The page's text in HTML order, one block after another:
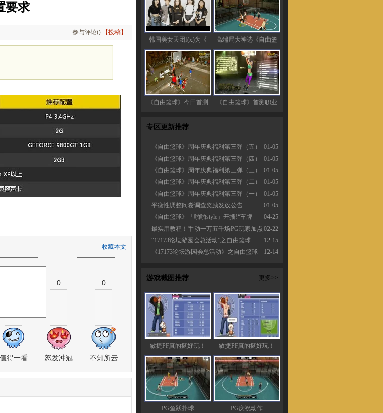
要求
参与评论() 【投稿】
收藏本文
值得一看
0
怒发冲冠
0
不知所云
韩国美女天团f(x)为《 高端局大神选《自由篮
《自由篮球》今日首测 《自由篮球》首测职业
专区更新推荐
01-05
《自由篮球》周年庆典福利第三弹（五）
01-05
《自由篮球》周年庆典福利第三弹（四）
01-05
《自由篮球》周年庆典福利第三弹（三）
01-05
《自由篮球》周年庆典福利第三弹（二）
01-05
《自由篮球》周年庆典福利第三弹（一）
01-05
平衡性调整问卷调查奖励发放公告
04-25
《自由篮球》「啪啪style」开播!“车牌
02-22
最实用教程！手动一万五千场PG玩家加点
12-15
“17173论坛游园会总活动”之自由篮球
12-14
《17173论坛游园会总活动》之自由篮球
游戏截图推荐 更多>>
敏捷PF真的挺好玩！ 敏捷PF真的挺好玩！
PG鱼跃扑球 PG庆祝动作